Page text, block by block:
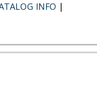
INFO |